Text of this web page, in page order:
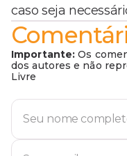
caso seja
Importante: Os
dos autores e não
Livre